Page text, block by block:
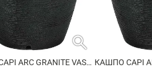
search
КАШПО CAPI ARC GRANITE VASE ELEGANT BLACK